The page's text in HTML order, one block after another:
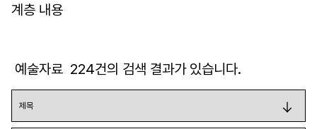
계층 내용
예술자료 224건의 검색 결과가 있습니다.